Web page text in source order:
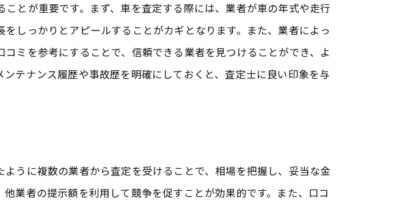
予測する
者の選び方
頼性
者の紹介
の流れ
とが重要です。まず、車を査定する際には、業者が車の年式や走行
しっかりとアピールすることがカギとなります。また、業者によっ
ミを参考にすることで、信頼できる業者を見つけることができ、よ
テナンス履歴や事故歴を明確にしておくと、査定士に良い印象を与
うに複数の業者から査定を受けることで、相場を把握し、妥当な金
業者の提示額を利用して競争を促すことが効果的です。また、口コ